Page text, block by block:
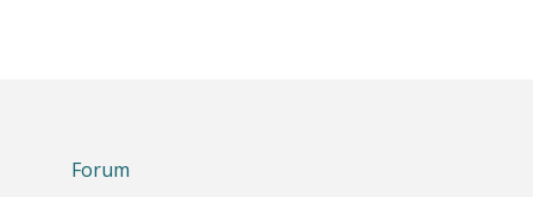
Forum